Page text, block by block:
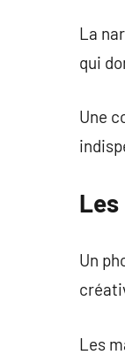
La
qui
Une
Les
Un
Les